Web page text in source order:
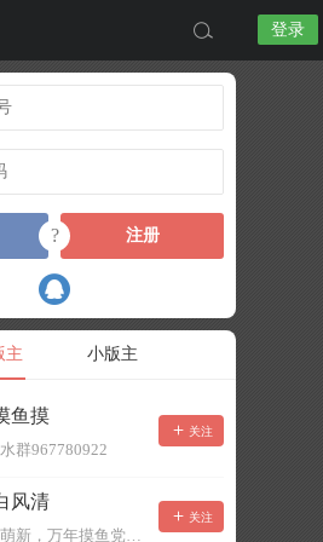
登录
? 注册
主 小版主
鱼摸
群967780922
关注
风清
一只小萌新，万年摸鱼党！已经脱坑了。。。
关注